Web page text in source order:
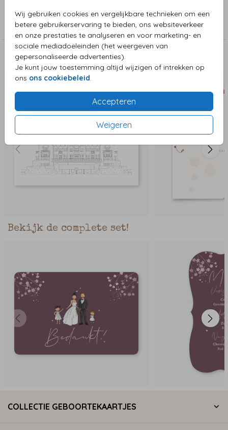
Wij gebruiken cookies en vergelijkbare technieken om een
betere gebruikerservaring te bieden, ons websiteverkeer
en onze prestaties te analyseren en voor marketing- en
sociale mediadoeleinden (het weergeven van
gepersonaliseerde advertenties).
Je kunt jouw toestemming altijd wijzigen of intrekken op
ons ons cookiebeleid
Accepteren
Weigeren
Trouwkaarten
Deze zijn ook leuk!
Bekijk de complete set!
COLLECTIE GEBOORTEKAARTJES